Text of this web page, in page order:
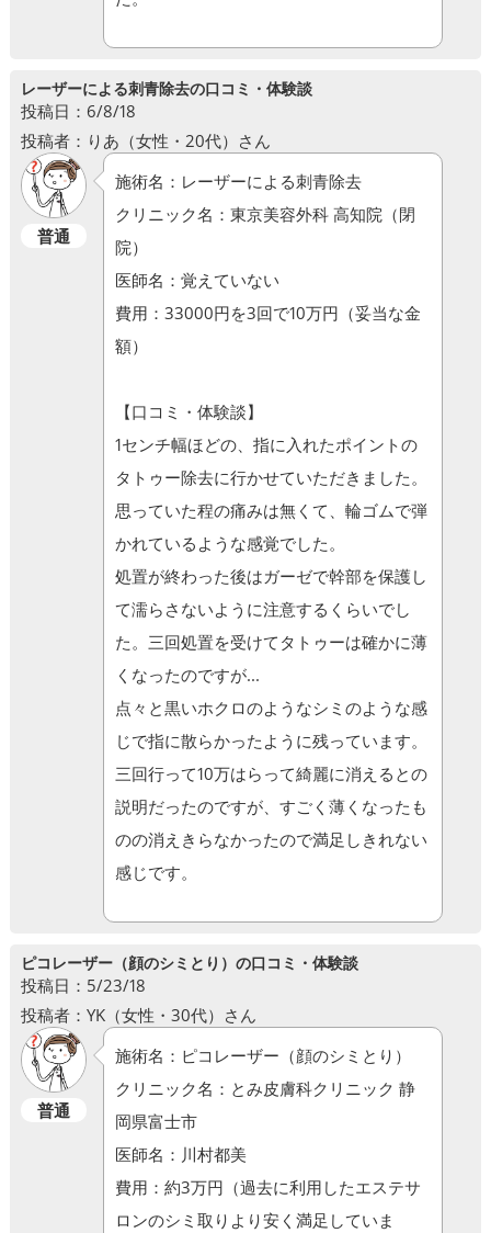
レーザーによる刺青除去の口コミ・体験談
投稿日：6/8/18
投稿者：りあ（女性・20代）さん
普通
施術名：レーザーによる刺青除去
クリニック名：東京美容外科 高知院（閉
院）
医師名：覚えていない
費用：33000円を3回で10万円（妥当な金
額）
【口コミ・体験談】
1センチ幅ほどの、指に入れたポイントの
タトゥー除去に行かせていただきました。
思っていた程の痛みは無くて、輪ゴムで弾
かれているような感覚でした。
処置が終わった後はガーゼで幹部を保護し
て濡らさないように注意するくらいでし
た。三回処置を受けてタトゥーは確かに薄
くなったのですが...
点々と黒いホクロのようなシミのような感
じで指に散らかったように残っています。
三回行って10万はらって綺麗に消えるとの
説明だったのですが、すごく薄くなったも
のの消えきらなかったので満足しきれない
感じです。
ピコレーザー（顔のシミとり）の口コミ・体験談
投稿日：5/23/18
投稿者：YK（女性・30代）さん
普通
施術名：ピコレーザー（顔のシミとり）
クリニック名：とみ皮膚科クリニック 静
岡県富士市
医師名：川村都美
費用：約3万円（過去に利用したエステサ
ロンのシミ取りより安く満足していま